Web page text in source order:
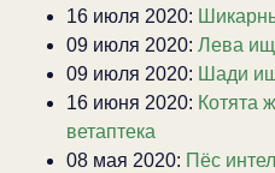
16 июля 2020:
09 июля 2020: Лева
09 июля 2020: Шади
16 июня 2020: Котята
ветаптека
08 мая 2020: Пёс